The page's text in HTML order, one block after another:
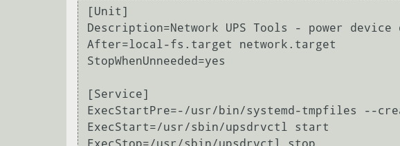
[Unit]
Description=Network UPS Tools - power
After=local-fs.target network.target
StopWhenUnneeded=yes
[Service]
ExecStartPre=-/usr/bin/systemd-tmpfiles --
ExecStart=/usr/sbin/upsdrvctl start